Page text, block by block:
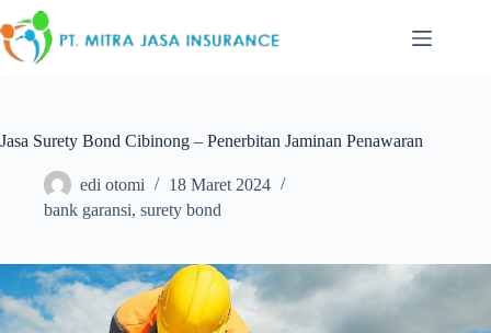
to
content
Jasa Surety Bond Cibinong – Penerbitan Jaminan Penawaran
edi otomi
18 Maret 2024
bank garansi, surety bond